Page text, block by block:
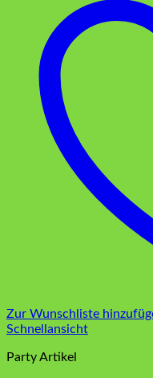
Zur Wunschliste
Schnellansicht
Party Artikel